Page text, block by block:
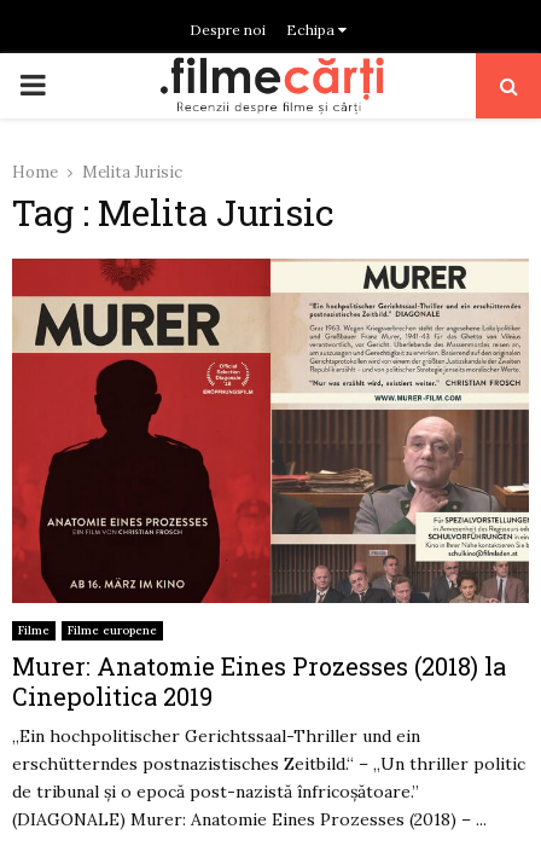
Despre noi Echipa
PRIMARY
Home Melita Jurisic
Tag : Melita Jurisic
Filme Filme europene
Murer: Anatomie Eines Prozesses (2018) la
Cinepolitica 2019
„Ein hochpolitischer Gerichtssaal-Thriller und ein
erschütterndes postnazistisches Zeitbild.“ – „Un thriller politic
de tribunal și o epocă post-nazistă înfricoșătoare.”
(DIAGONALE) Murer: Anatomie Eines Prozesses (2018) – ...